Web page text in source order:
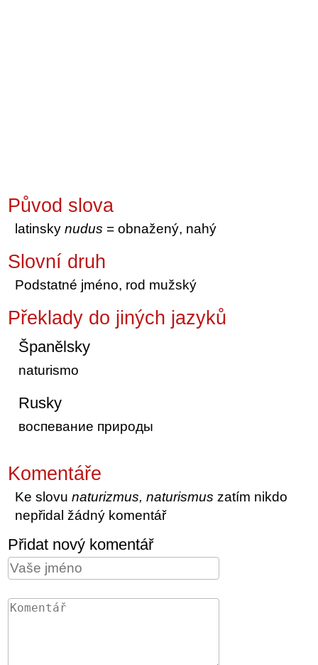
Původ slova
latinskynudus = obnažený, nahý
Slovní druh
Podstatné jméno, rod mužský
Překlady do jiných jazyků
Španělsky
naturismo
Rusky
воспевание природы
Komentáře
Ke slovunaturizmus, naturismus zatím nikdo
nepřidal žádný komentář
Přidat nový komentář